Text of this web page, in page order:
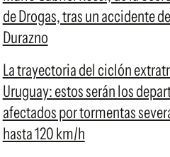
de Drogas, tras un accidente
Durazno
La trayectoria del ciclón
Uruguay: estos serán los
afectados por tormentas
hasta 120 km/h